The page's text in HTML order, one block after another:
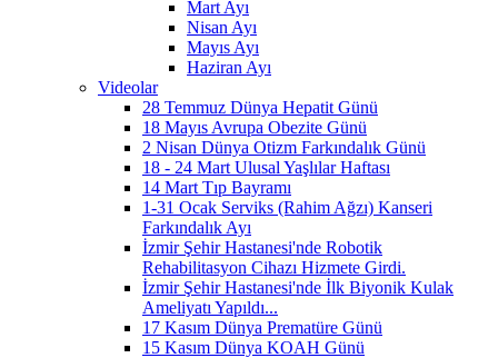
Mart Ayı
Nisan Ayı
Mayıs Ayı
Haziran Ayı
Videolar
28 Temmuz Dünya Hepatit Günü
18 Mayıs Avrupa Obezite Günü
2 Nisan Dünya Otizm Farkındalık Günü
18 - 24 Mart Ulusal Yaşlılar Haftası
14 Mart Tıp Bayramı
1-31 Ocak Serviks (Rahim Ağzı) Kanseri
Farkındalık Ayı
İzmir Şehir Hastanesi'nde Robotik
Rehabilitasyon Cihazı Hizmete Girdi.
İzmir Şehir Hastanesi'nde İlk Biyonik Kulak
Ameliyatı Yapıldı...
17 Kasım Dünya Prematüre Günü
15 Kasım Dünya KOAH Günü